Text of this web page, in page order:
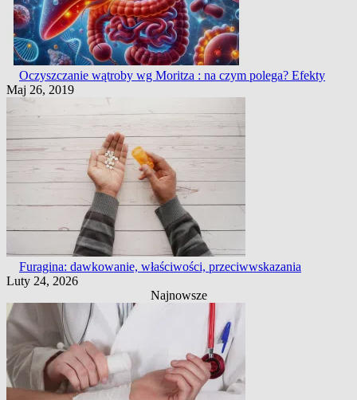
Oczyszczanie wątroby wg Moritza : na czym polega? Efekty
Maj 26, 2019
Furagina: dawkowanie, właściwości, przeciwwskazania
Luty 24, 2026
Najnowsze